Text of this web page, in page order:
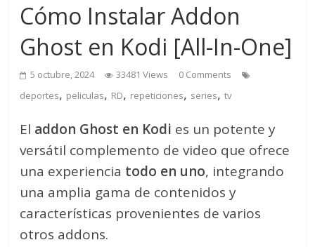
Cómo Instalar Addon
Ghost en Kodi [All-In-One]
5 octubre, 2024 33481 Views
0 Comments
deportes, peliculas, RD, repeticiones, series,tv
El addon Ghost en Kodi es un potente y
versátil complemento de video que ofrece
una experiencia todo en uno, integrando
una amplia gama de contenidos y
características provenientes de varios
otros addons.